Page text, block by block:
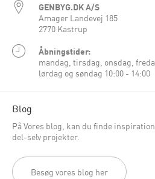
GENBYG.DK A/S
Amager Landevej 185
2770 Kastrup
Åbningstider:
mandag, tirsdag, onsdag,
lørdag og søndag 10:00 - 14:00
Blog
På Vores blog, kan du finde
del-selv projekter.
Besøg vores blog her